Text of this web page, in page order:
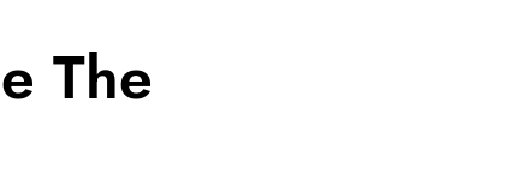
The